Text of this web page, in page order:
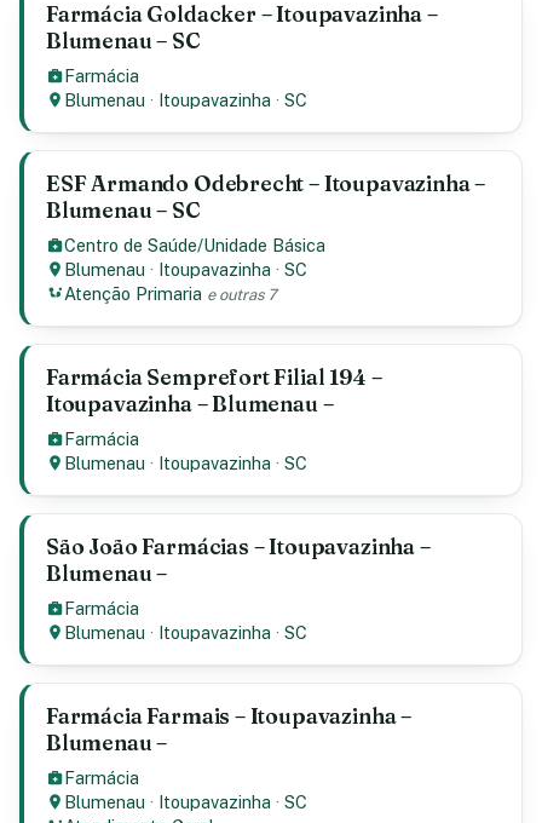
Farmácia Goldacker – Itoupavazinha –
Blumenau – SC
Farmácia
Blumenau · Itoupavazinha ·SC
ESF Armando Odebrecht – Itoupavazinha –
Blumenau – SC
Centro de Saúde/Unidade Básica
Blumenau · Itoupavazinha ·SC
Atenção Primaria e outras 7
Farmácia Semprefort Filial 194 –
Itoupavazinha – Blumenau –
Farmácia
Blumenau · Itoupavazinha ·SC
São João Farmácias – Itoupavazinha –
Blumenau –
Farmácia
Blumenau · Itoupavazinha ·SC
Farmácia Farmais – Itoupavazinha –
Blumenau –
Farmácia
Blumenau · Itoupavazinha ·SC